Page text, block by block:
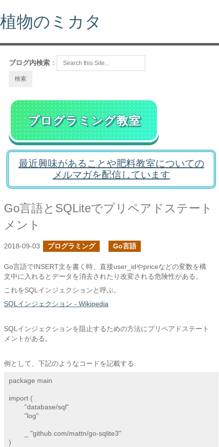
植物のミカタ
ブログ内検索 ：
プログラミング教室
最近興味があることや肥料教室についての
メルマガを配信しています
Go言語とSQLiteでプリペアドステート
メント
2018-09-03 プログラミング Go言語
Go言語でINSERT文を書く時、直接user_idやpriceなどの変数を構
文中に入れるとデータを消去されたり改変される危険性がある。
これをSQLインジェクションと呼ぶ。
SQLインジェクション - Wikipedia
SQLインジェクションを阻止するための方法にプリペアドステート
メントがある。
例として、下記のようなコードを記載する.
package main
import (
)